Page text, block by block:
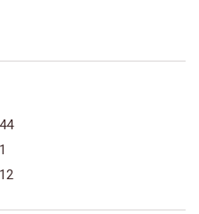
44
1
12